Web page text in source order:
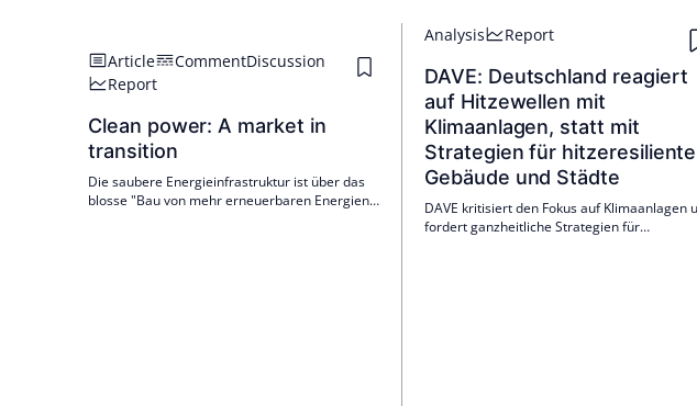
Article CommentDiscussion
Report
Clean power: A market in
transition
Die saubere Energieinfrastruktur ist über das
blosse "Bau von mehr erneuerbaren Energien"
Analysis Report
DAVE: Deutschland reagiert
auf Hitzewellen mit
Klimaanlagen, statt mit
Strategien für hitzeresiliente
Gebäude und Städte
DAVE kritisiert den Fokus auf Klimaanlagen
fordert ganzheitliche Strategien für